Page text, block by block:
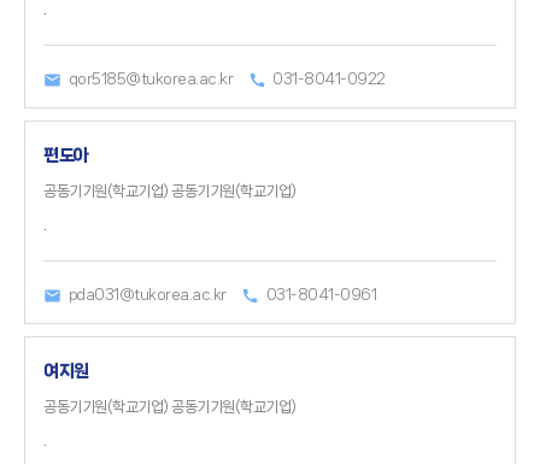
qor5185@tukorea.ac.kr 031-8041-0922
편도아
공동기기원(학교기업) 공동기기원(학교기업)
pda031@tukorea.ac.kr 031-8041-0961
여지원
공동기기원(학교기업) 공동기기원(학교기업)